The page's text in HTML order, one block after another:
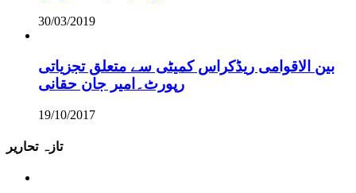
30/03/2019
بین الاقوامی ریڈکراس کمیٹی سے متعلق تجزیاتی
رپورٹ۔امیر جان حقانی
19/10/2017
تازہ تحاریر